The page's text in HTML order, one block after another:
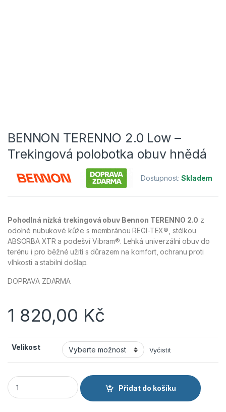
BENNON TERENNO 2.0 Low –
Trekingová polobotka obuv hnědá
Dostupnost:Skladem
Pohodlná nízká trekingová obuv Bennon TERENNO 2.0 z
odolné nubukové kůže s membránou REGI-TEX®, stélkou
ABSORBA XTR a podešví Vibram®. Lehká univerzální obuv do
terénu i pro běžné užití s důrazem na komfort, ochranu proti
vlhkosti a stabilní došlap.
DOPRAVA ZDARMA
1 820,00 Kč
Velikost Vyčistit
BENNON TERENNO 2.0 Low - Trekingová polobotka obuv
Přidat do košíku